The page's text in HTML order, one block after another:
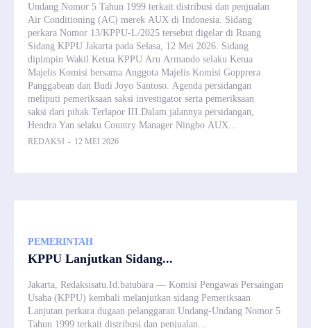
Undang Nomor 5 Tahun 1999 terkait distribusi dan penjualan
Air Conditioning (AC) merek AUX di Indonesia. Sidang
perkara Nomor 13/KPPU-L/2025 tersebut digelar di Ruang
Sidang KPPU Jakarta pada Selasa, 12 Mei 2026. Sidang
dipimpin Wakil Ketua KPPU Aru Armando selaku Ketua
Majelis Komisi bersama Anggota Majelis Komisi Gopprera
Panggabean dan Budi Joyo Santoso. Agenda persidangan
meliputi pemeriksaan saksi investigator serta pemeriksaan
saksi dari pihak Terlapor III.Dalam jalannya persidangan,
Hendra Yan selaku Country Manager Ningbo AUX...
REDAKSI - 12 MEI 2026
PEMERINTAH
KPPU Lanjutkan Sidang...
Jakarta, Redaksisatu.Id.batubara — Komisi Pengawas Persaingan
Usaha (KPPU) kembali melanjutkan sidang Pemeriksaan
Lanjutan perkara dugaan pelanggaran Undang-Undang Nomor 5
Tahun 1999 terkait distribusi dan penjualan...